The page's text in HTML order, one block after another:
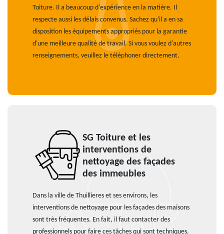
Toiture. Il a beaucoup d'expérience en la matière. Il
respecte aussi les délais convenus. Sachez qu'il a en sa
disposition les équipements appropriés pour la garantie
d'une meilleure qualité de travail. Si vous voulez d'autres
renseignements, veuillez le téléphoner directement.
SG Toiture et les
interventions de
nettoyage des façades
des immeubles
Dans la ville de Thuillieres et ses environs, les
interventions de nettoyage pour les façades des maisons
sont très fréquentes. En fait, il faut contacter des
professionnels pour faire ces tâches qui sont techniques.